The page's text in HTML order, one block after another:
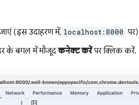
(इस उदाहरण में, localhost:8000
के बगल में मौजूदकनेक्ट करेंपर क्लिक करें.